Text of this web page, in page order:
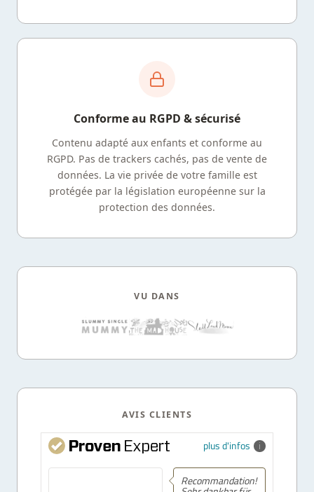
Conforme au RGPD & sécurisé
Contenu adapté aux enfants et conforme au
RGPD. Pas de trackers cachés, pas de vente de
données. La vie privée de votre famille est
protégée par la législation européenne sur la
protection des données.
VU DANS
AVIS CLIENTS
plus d'infos
Recommandation!